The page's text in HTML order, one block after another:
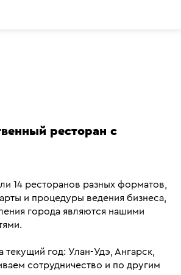
ресторан с
14 ресторанов разных форматов,
и процедуры ведения бизнеса,
города являются нашими
текущий год: Улан-Удэ, Ангарск,
сотрудничество и по другим